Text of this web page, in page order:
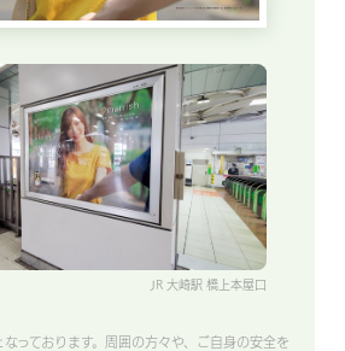
JR 大崎駅 橋上本屋口
っております。周囲の方々や、ご自身の安全を